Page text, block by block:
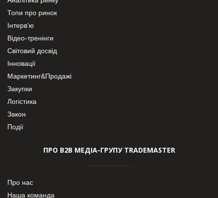
Топи про ринок
Інтерв’ю
Відео-тренінги
Світовий досвід
Інновації
Маркетинг&Продажі
Закупки
Логістика
Закон
Події
ПРО В2В МЕДІА-ГРУПУ TRADEMASTER
Про нас
Наша команда